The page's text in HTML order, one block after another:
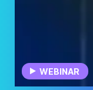
WEBINAR